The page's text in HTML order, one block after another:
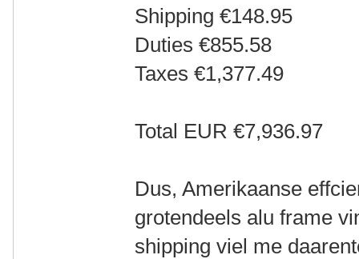
Shipping €148.95
Duties €855.58
Taxes €1,377.49
Total EUR €7,936.97
Dus, Amerikaanse
grotendeels alu frame
shipping viel me